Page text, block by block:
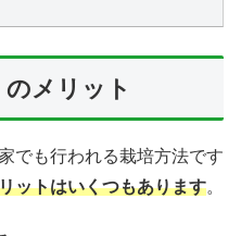
メリット
でも行われる栽培方法です
ットはいくつもあります。